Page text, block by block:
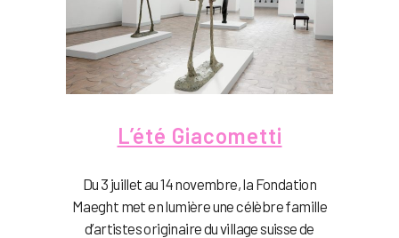
L’été Giacometti
Du 3 juillet au 14 novembre, la Fondation
Maeght met en lumière une célèbre famille
d’artistes originaire du village suisse de